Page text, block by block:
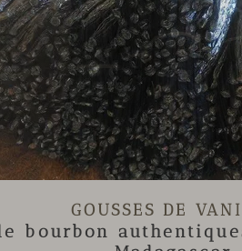
GOUSSES DE
bourbon